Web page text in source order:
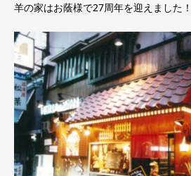
羊の家はお蔭様で27周年を迎えました！